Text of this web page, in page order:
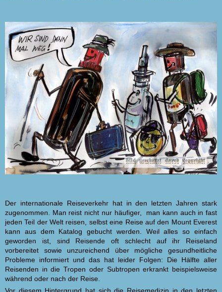
Der internationale Reiseverkehr hat in den letzten Jahren stark
zugenommen. Man reist nicht nur häufiger, man kann auch in fast
jeden Teil der Welt reisen, selbst eine Reise auf den Mount Everest
kann aus dem Katalog gebucht werden. Weil alles so einfach
geworden ist, sind Reisende oft schlecht auf ihr Reiseland
vorbereitet sowie unzureichend über mögliche gesundheitliche
Probleme informiert und das hat leider Folgen: Die Hälfte aller
Reisenden in die Tropen oder Subtropen erkrankt beispielsweise
während oder nach der Reise.